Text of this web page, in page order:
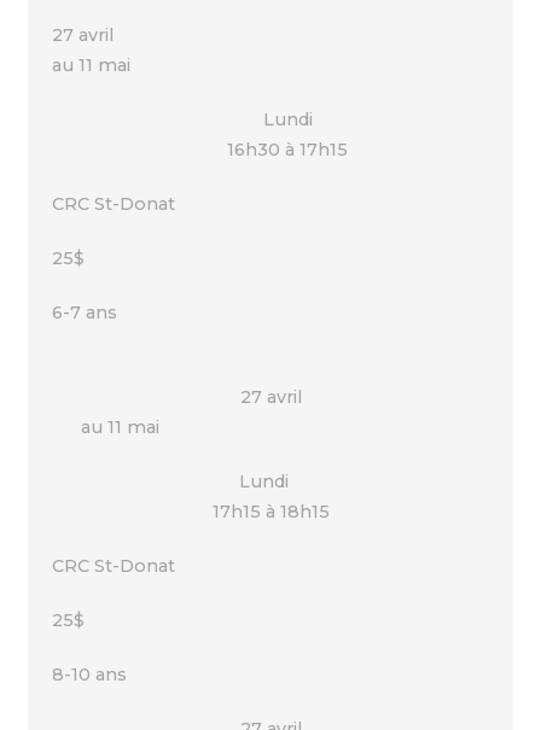
27 avril
au 11 mai
Lundi
16h30 à 17h15
CRC St-Donat
25$
6-7 ans
27 avril
au 11 mai
Lundi
17h15 à 18h15
CRC St-Donat
25$
8-10 ans